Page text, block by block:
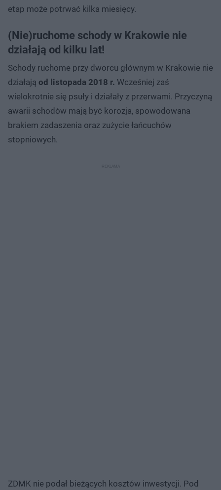
etap może potrwać kilka miesięcy.
(Nie)ruchome schody w Krakowie nie
działają od kilku lat!
Schody ruchome przy dworcu głównym w Krakowie nie
działają od listopada 2018 r. Wcześniej zaś
wielokrotnie się psuły i działały z przerwami. Przyczyną
awarii schodów mają być korozja, spowodowana
brakiem zadaszenia oraz zużycie łańcuchów
stopniowych.
ZDMK nie podał bieżących kosztów inwestycji. Pod